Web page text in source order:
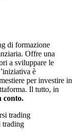
di formazione
Offre una
a sviluppare le
è
per investire in
Il tutto, in
conto.
trading